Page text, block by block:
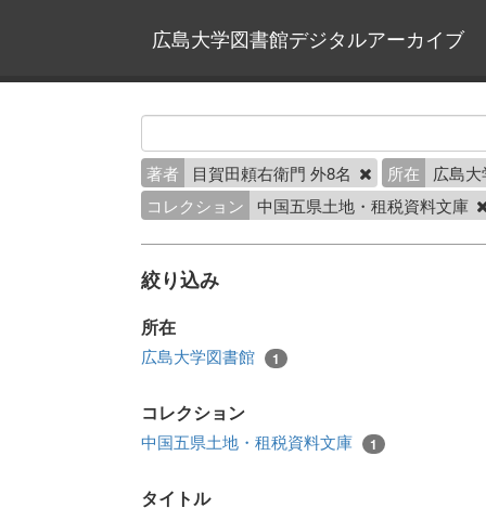
広島大学図書館デジタルアーカイブ
著者 目賀田頼右衛門 外8名 所在
広島
コレクション
中国五県土地・租税資料文庫
絞り込み
所在
広島大学図書館 1
コレクション
中国五県土地・租税資料文庫 1
タイトル